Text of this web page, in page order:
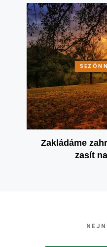
Zakládáme
zasít